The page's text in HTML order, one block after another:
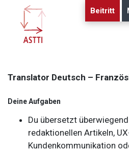
content
Beitritt
Translator Deutsch –
Deine Aufgaben
Du übersetzt
redaktionellen Artikeln,
Kundenkommunikation